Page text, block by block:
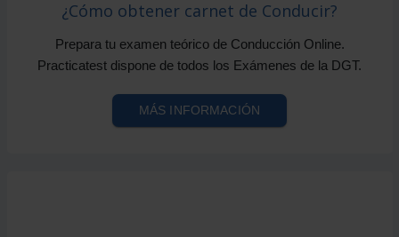
¿Cómo obtener carnet de Conducir?
Prepara tu examen teórico de Conducción Online.
Practicatest dispone de todos los Exámenes de la DGT.
MÁS INFORMACIÓN